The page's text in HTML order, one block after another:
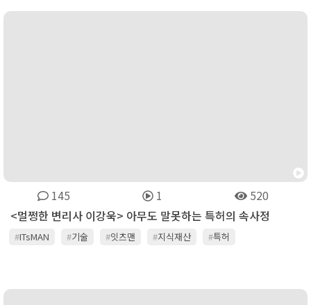
145 1
520
<멀쩡한 변리사 이강욱> 아무도 말못하는 특허의 속사정
#ITsMAN #기술 #잇츠맨 #지식재산 #특허